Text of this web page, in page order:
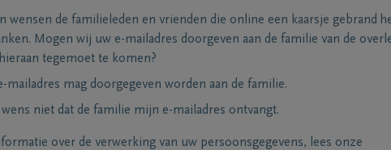
wensen de familieleden en vrienden die online een kaarsje gebrand
Mogen wij uw e-mailadres doorgeven aan de familie van de
tegemoet te komen?
mailadres mag doorgegeven worden aan de familie.
niet dat de familie mijn e-mailadres ontvangt.
over de verwerking van uw persoonsgegevens, lees onze